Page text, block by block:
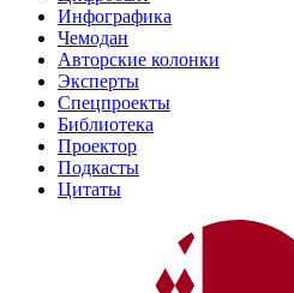
Инфографика
Чемодан
Авторские колонки
Эксперты
Спецпроекты
Библиотека
Проектор
Подкасты
Цитаты